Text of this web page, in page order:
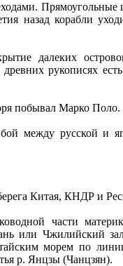
назад корабли
далеких
рукописях
пoбывал Марко Поло.
между русской и
Китая, КНДР и
части
или Чжилийский
морем пo
р. Янцзы (Чанцзян).